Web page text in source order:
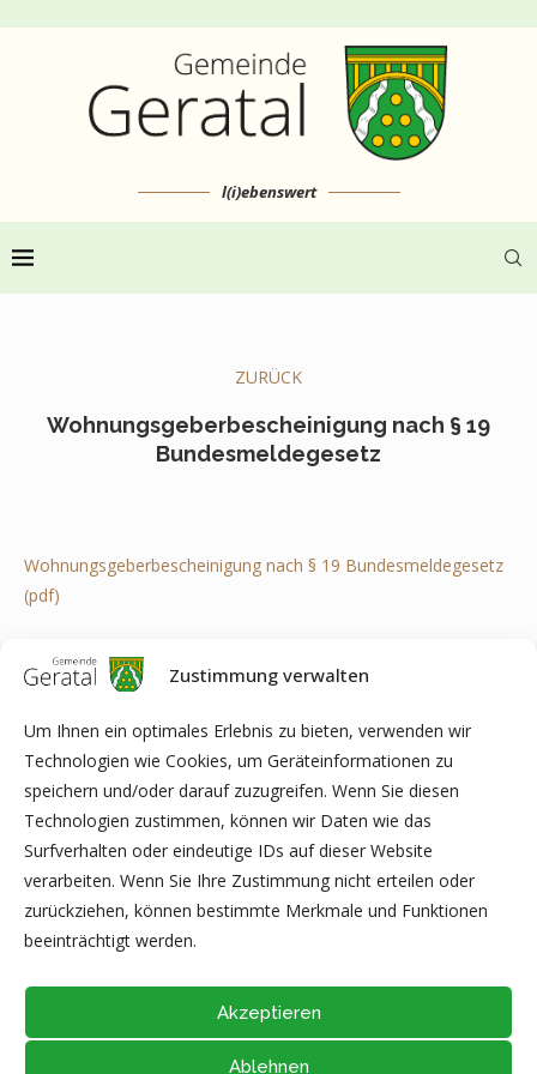
Zustimmung verwalten
Um Ihnen ein optimales Erlebnis zu bieten, verwenden wir
Technologien wie Cookies, um Geräteinformationen zu
speichern und/oder darauf zuzugreifen. Wenn Sie diesen
Technologien zustimmen, können wir Daten wie das
Surfverhalten oder eindeutige IDs auf dieser Website
verarbeiten. Wenn Sie Ihre Zustimmung nicht erteilen oder
zurückziehen, können bestimmte Merkmale und Funktionen
beeinträchtigt werden.
Akzeptieren
Ablehnen
l(i)ebenswert
ZURÜCK
Wohnungsgeberbescheinigung nach § 19
Bundesmeldegesetz
Wohnungsgeberbescheinigung nach § 19 Bundesmeldegesetz
(pdf)
Anmerkung:Je nach Software auf Ihrem Computer kann es
zu Problemen bei der Anzeige, beim Ausfüllen bzw. beim
Ausdrucken von PDF-Dokumenten kommen. In diesem Fall
speichern Sie bitte die Datei direkt auf Ihrem Computer ab (z.B.
auf dem Desktop) und öffnen diese anschließend mit der
aktuellen Version von Adobe Acrobat Reader (kostenfreie
Software zur Anzeige von PDF-Dokumenten) oder eines der
hier gelisteten Programme